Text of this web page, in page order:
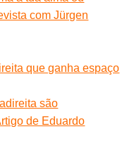
com Jürgen
que ganha espaço
são
de Eduardo